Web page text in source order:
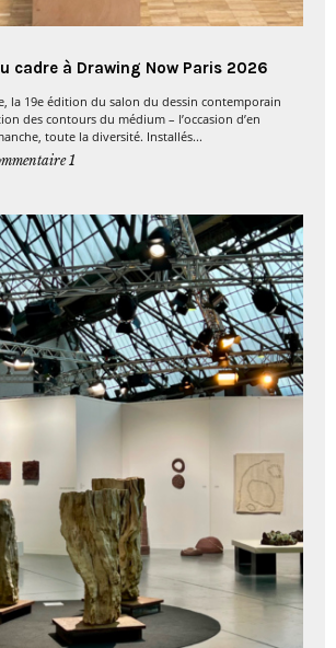
cadre à Drawing Now Paris 2026
la 19e édition du salon du dessin contemporain
des contours du médium – l’occasion d’en
toute la diversité. Installés...
1